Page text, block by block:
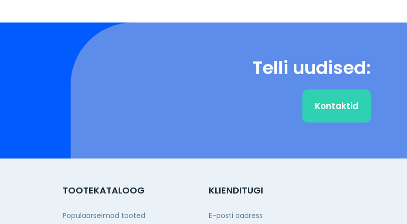
Telli uudised:
Kontaktid
TOOTEKATALOOG
Populaarseimad tooted
KLIENDITUGI
E-posti aadress